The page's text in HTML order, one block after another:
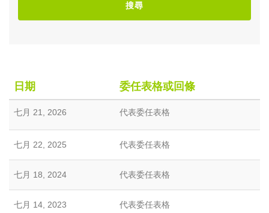
搜尋
日期 委任表格或回條
七月 21, 2026 代表委任表格
七月 22, 2025 代表委任表格
七月 18, 2024 代表委任表格
七月 14, 2023 代表委任表格